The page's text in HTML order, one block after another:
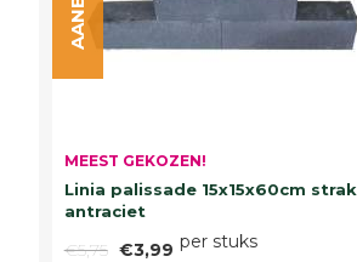
MEEST GEKOZEN!
Linia palissade 15x15x60cm strak
antraciet
€5,75 €3,99 per stuks